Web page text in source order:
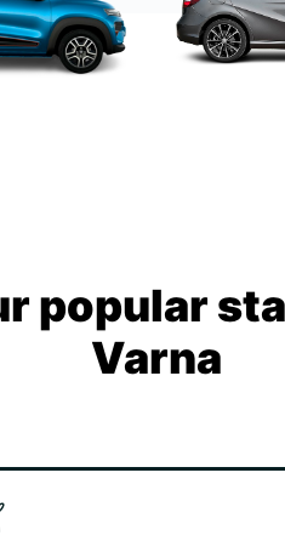
popular
Varna